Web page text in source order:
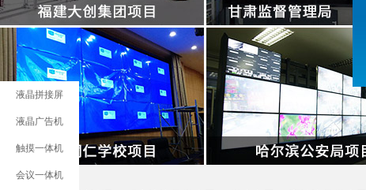
液晶拼接屏
液晶广告机
触摸一体机
会议一体机